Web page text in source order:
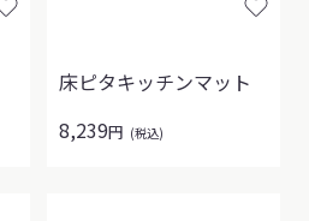
床ピタキッチンマット
8,239円 (税込)